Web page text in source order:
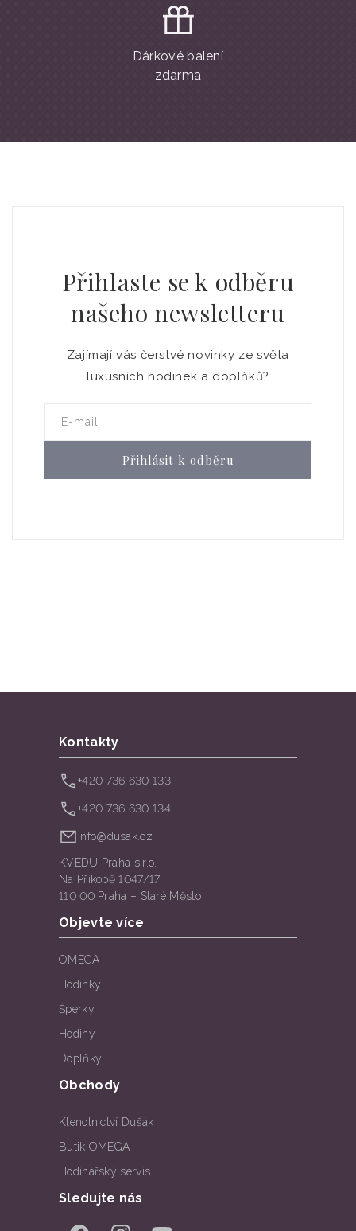
Dárkové balení
zdarma
Přihlaste se k odběru
našeho newsletteru
Zajímají vás čerstvé novinky ze světa
luxusních hodinek a doplňků?
E-mail
Přihlásit k odběru
Kontakty
+420 736 630 133
+420 736 630 134
info@dusak.cz
KVEDU Praha s.r.o.
Na Příkopě 1047/17
110 00 Praha – Staré Město
Objevte více
OMEGA
Hodinky
Šperky
Hodiny
Doplňky
Obchody
Klenotnictví Dušák
Butik OMEGA
Hodinářský servis
Sledujte nás